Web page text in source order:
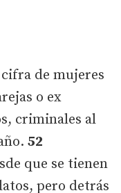
cifra de mujeres
o ex
criminales al
52
que se tienen
pero detrás